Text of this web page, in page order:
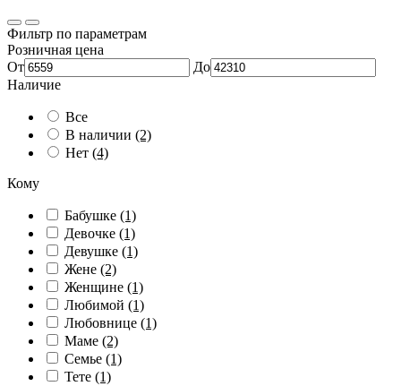
Фильтр по параметрам
Розничная цена
От
До
Наличие
Все
В наличии (2)
Нет (4)
Кому
Бабушке (1)
Девочке (1)
Девушке (1)
Жене (2)
Женщине (1)
Любимой (1)
Любовнице (1)
Маме (2)
Семье (1)
Тете (1)